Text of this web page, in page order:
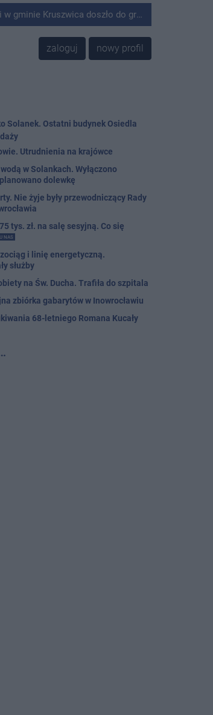
do groźnie wyglądającego zdarzenia.
zaloguj nowy profil
Solanek. Ostatni budynek Osiedla
Utrudnienia na krajówce
w Solankach. Wyłączono
dolewkę
Nie żyje były przewodniczący Rady
tys. zł. na salę sesyjną. Co się
NAS
i linię energetyczną.
służby
na Św. Ducha. Trafiła do szpitala
zbiórka gabarytów w Inowrocławiu
68-letniego Romana Kucały